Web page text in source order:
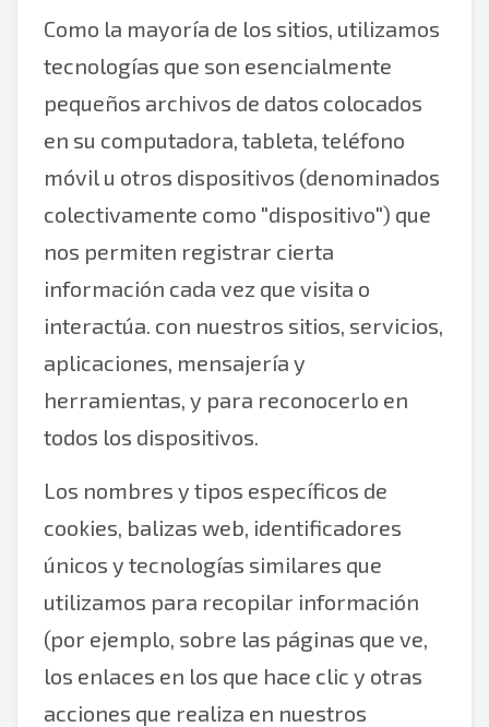
Como la mayoría de los sitios, utilizamos
tecnologías que son esencialmente
pequeños archivos de datos colocados
en su computadora, tableta, teléfono
móvil u otros dispositivos (denominados
colectivamente como "dispositivo") que
nos permiten registrar cierta
información cada vez que visita o
interactúa. con nuestros sitios, servicios,
aplicaciones, mensajería y
herramientas, y para reconocerlo en
todos los dispositivos.
Los nombres y tipos específicos de
cookies, balizas web, identificadores
únicos y tecnologías similares que
utilizamos para recopilar información
(por ejemplo, sobre las páginas que ve,
los enlaces en los que hace clic y otras
acciones que realiza en nuestros